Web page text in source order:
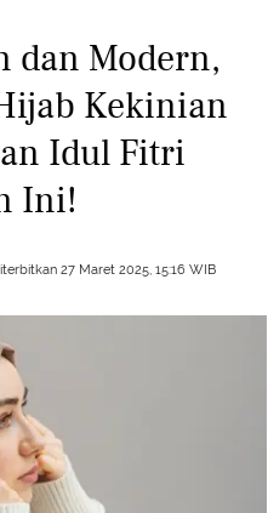
dan Modern,
Kekinian
Idul Fitri
Ini!
27 Maret 2025, 15:16 WIB